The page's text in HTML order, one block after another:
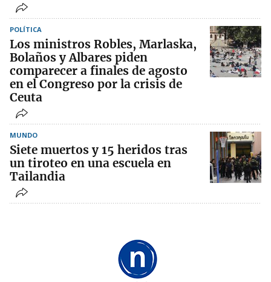
POLÍTICA
Los ministros Robles, Marlaska,
Bolaños y Albares piden
comparecer a finales de agosto
en el Congreso por la crisis de
Ceuta
MUNDO
Siete muertos y 15 heridos tras
un tiroteo en una escuela en
Tailandia